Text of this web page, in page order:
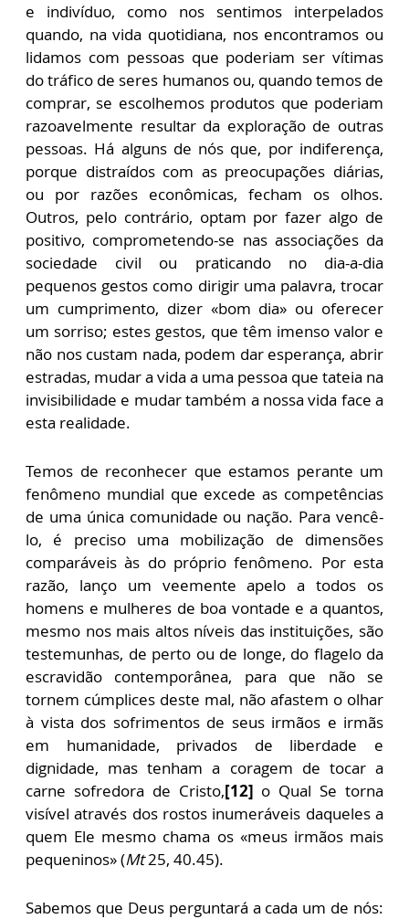
e indivíduo, como nos sentimos interpelados
quando, na vida quotidiana, nos encontramos ou
lidamos com pessoas que poderiam ser vítimas
do tráfico de seres humanos ou, quando temos de
comprar, se escolhemos produtos que poderiam
razoavelmente resultar da exploração de outras
pessoas. Há alguns de nós que, por indiferença,
porque distraídos com as preocupações diárias,
ou por razões econômicas, fecham os olhos.
Outros, pelo contrário, optam por fazer algo de
positivo, comprometendo-se nas associações da
sociedade civil ou praticando no dia-a-dia
pequenos gestos como dirigir uma palavra, trocar
um cumprimento, dizer «bom dia» ou oferecer
um sorriso; estes gestos, que têm imenso valor e
não nos custam nada, podem dar esperança, abrir
estradas, mudar a vida a uma pessoa que tateia na
invisibilidade e mudar também a nossa vida face a
esta realidade.
Temos de reconhecer que estamos perante um
fenômeno mundial que excede as competências
de uma única comunidade ou nação. Para vencê-
lo, é preciso uma mobilização de dimensões
comparáveis às do próprio fenômeno. Por esta
razão, lanço um veemente apelo a todos os
homens e mulheres de boa vontade e a quantos,
mesmo nos mais altos níveis das instituições, são
testemunhas, de perto ou de longe, do flagelo da
escravidão contemporânea, para que não se
tornem cúmplices deste mal, não afastem o olhar
à vista dos sofrimentos de seus irmãos e irmãs
em humanidade, privados de liberdade e
dignidade, mas tenham a coragem de tocar a
carne sofredora de Cristo,[12] o Qual Se torna
visível através dos rostos inumeráveis daqueles a
quem Ele mesmo chama os «meus irmãos mais
pequeninos» (Mt25, 40.45).
Sabemos que Deus perguntará a cada um de nós: